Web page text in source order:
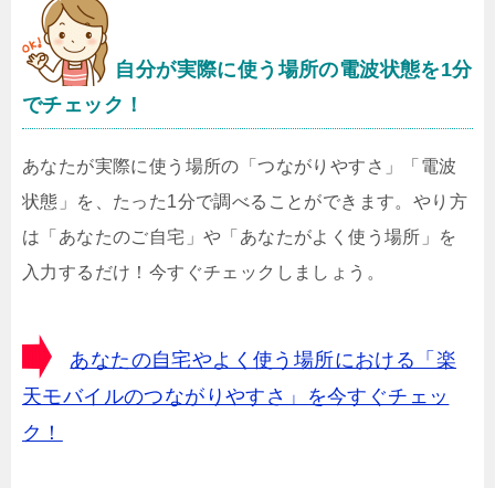
自分が実際に使う場所の電波状態を1分
でチェック！
あなたが実際に使う場所の「つながりやすさ」「電波
状態」を、たった1分で調べることができます。やり方
は「あなたのご自宅」や「あなたがよく使う場所」を
入力するだけ！今すぐチェックしましょう。
あなたの自宅やよく使う場所における「楽
天モバイルのつながりやすさ」を今すぐチェッ
ク！